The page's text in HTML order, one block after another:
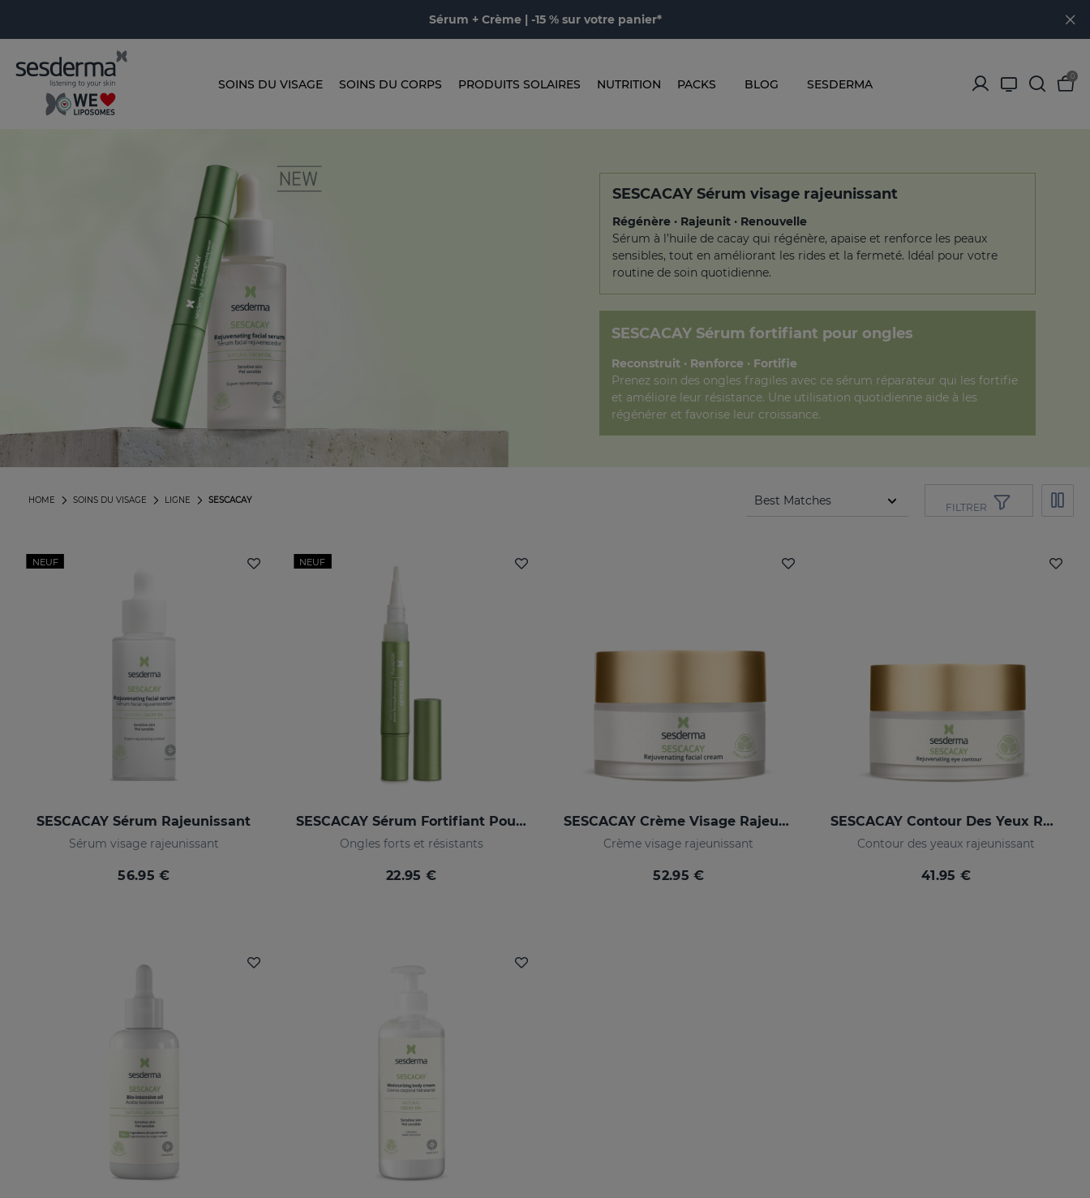
Sérum + Crème | -15 % sur votre panier*
SOINS DU VISAGE SOINS DU CORPS PRODUITS SOLAIRES NUTRITION PACKS BLOG SESDERMA
0
SESCACAY Sérum visage rajeunissant
Régénère · Rajeunit · Renouvelle
Sérum à l’huile de cacay qui régénère, apaise et renforce les peaux
sensibles, tout en améliorant les rides et la fermeté. Idéal pour votre
routine de soin quotidienne.
SESCACAY Sérum fortifiant pour ongles
Reconstruit · Renforce · Fortifie
Prenez soin des ongles fragiles avec ce sérum réparateur qui les fortifie
et améliore leur résistance. Une utilisation quotidienne aide à les
régénérer et favorise leur croissance.
SESCACAY
LIGNE
SOINS DU VISAGE
HOME
FILTRER
NEUF
SESCACAY Sérum Rajeunissant
Sérum visage rajeunissant
56.95 €
NEUF
SESCACAY Sérum Fortifiant Pour Ongles
Ongles forts et résistants
22.95 €
SESCACAY Crème Visage Rajeunissant
Crème visage rajeunissant
52.95 €
SESCACAY Contour Des Yeux Rajeunissant
Contour des yeaux rajeunissant
41.95 €